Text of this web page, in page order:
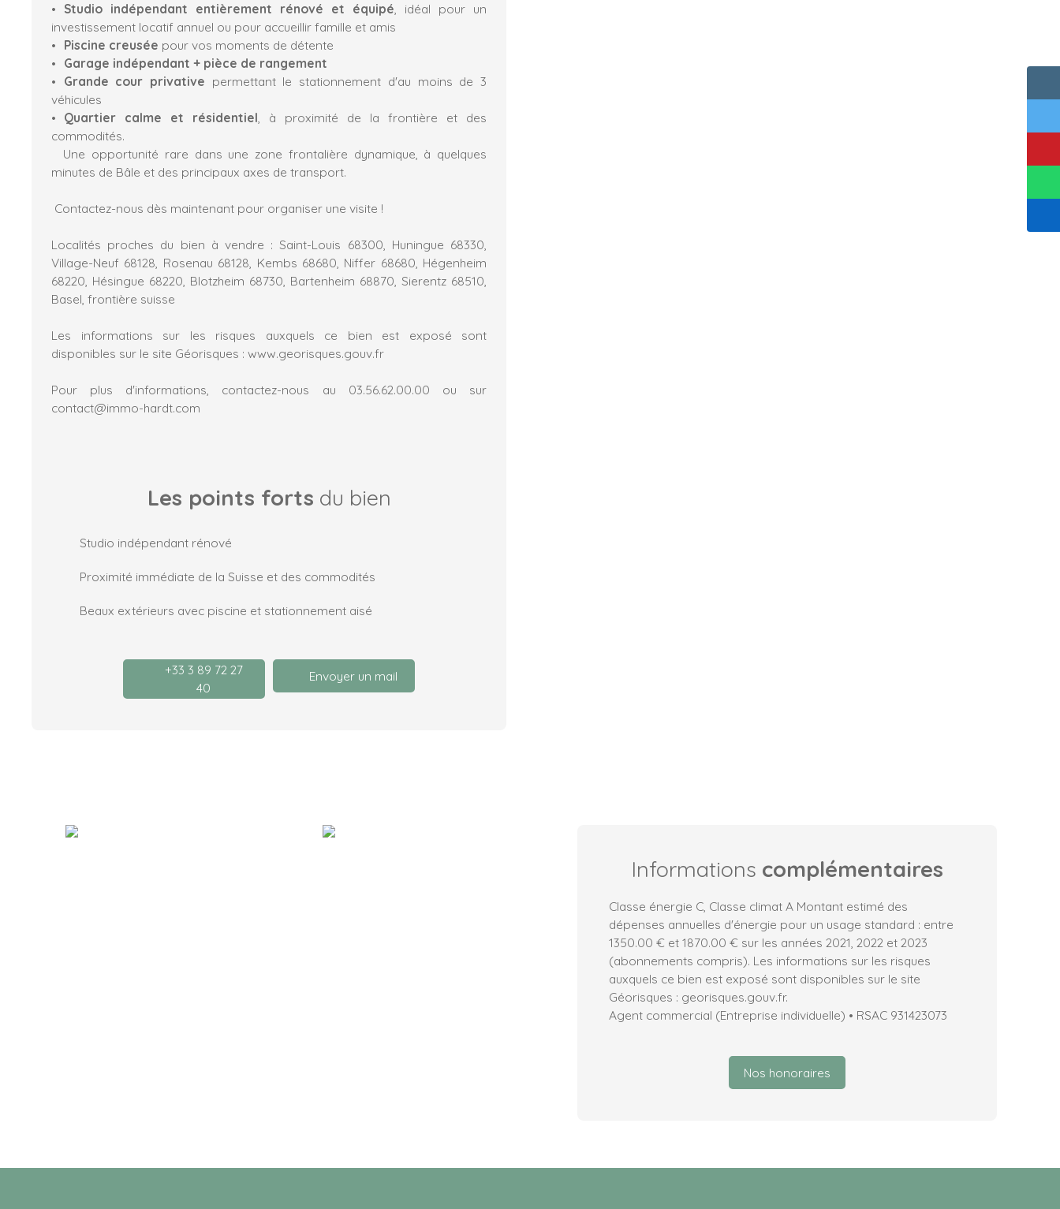
Studio indépendant entièrement rénové et équipé, idéal pour un
investissement locatif annuel ou pour accueillir famille et amis
Piscine creusée pour vos moments de détente
Garage indépendant + pièce de rangement
Grande cour privative permettant le stationnement d'au moins de 3
véhicules
Quartier calme et résidentiel, à proximité de la frontière et des
commodités.
Une opportunité rare dans une zone frontalière dynamique, à quelques
minutes de Bâle et des principaux axes de transport.
Contactez-nous dès maintenant pour organiser une visite !
Localités proches du bien à vendre : Saint-Louis 68300, Huningue 68330,
Village-Neuf 68128, Rosenau 68128, Kembs 68680, Niffer 68680, Hégenheim
68220, Hésingue 68220, Blotzheim 68730, Bartenheim 68870, Sierentz 68510,
Basel, frontière suisse
Les informations sur les risques auxquels ce bien est exposé sont
disponibles sur le site Géorisques : www.georisques.gouv.fr
Pour plus d'informations, contactez-nous au 03.56.62.00.00 ou sur
contact@immo-hardt.com
Les points forts du bien
Studio indépendant rénové
Proximité immédiate de la Suisse et des commodités
Beaux extérieurs avec piscine et stationnement aisé
+33 3 89 72 27
40
Envoyer un mail
Informations complémentaires
Classe énergie C, Classe climat A Montant estimé des
dépenses annuelles d'énergie pour un usage standard : entre
1350.00 € et 1870.00 € sur les années 2021, 2022 et 2023
(abonnements compris). Les informations sur les risques
auxquels ce bien est exposé sont disponibles sur le site
Géorisques : georisques.gouv.fr.
Agent commercial (Entreprise individuelle) • RSAC 931423073
Nos honoraires